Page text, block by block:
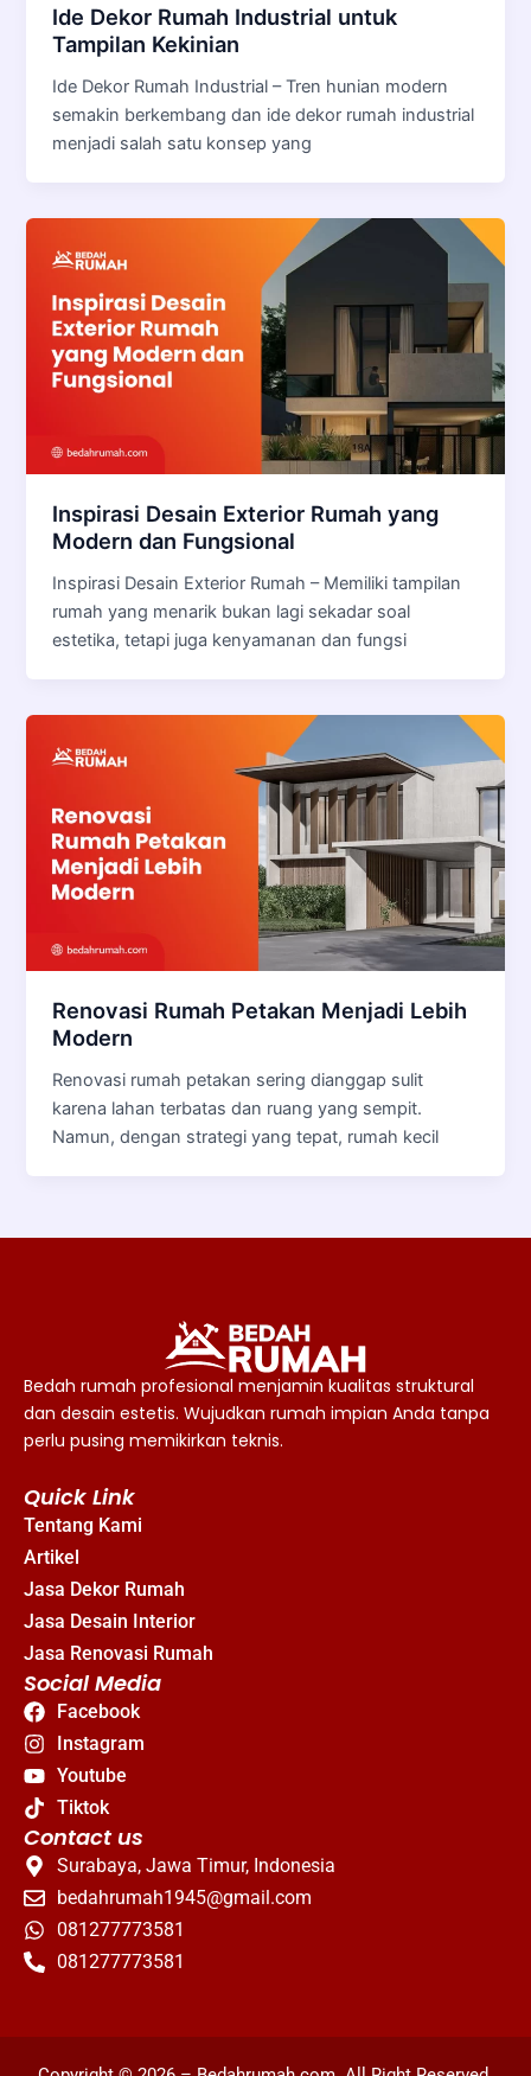
Ide Dekor Rumah Industrial untuk
Tampilan Kekinian
Ide Dekor Rumah Industrial – Tren hunian modern
semakin berkembang dan ide dekor rumah industrial
menjadi salah satu konsep yang
Inspirasi Desain Exterior Rumah yang
Modern dan Fungsional
Inspirasi Desain Exterior Rumah – Memiliki tampilan
rumah yang menarik bukan lagi sekadar soal
estetika, tetapi juga kenyamanan dan fungsi
Renovasi Rumah Petakan Menjadi Lebih
Modern
Renovasi rumah petakan sering dianggap sulit
karena lahan terbatas dan ruang yang sempit.
Namun, dengan strategi yang tepat, rumah kecil
Bedah rumah profesional menjamin kualitas struktural
dan desain estetis. Wujudkan rumah impian Anda tanpa
perlu pusing memikirkan teknis.
Quick Link
Tentang Kami
Artikel
Jasa Dekor Rumah
Jasa Desain Interior
Jasa Renovasi Rumah
Social Media
Facebook
Instagram
Youtube
Tiktok
Contact us
Surabaya, Jawa Timur, Indonesia
bedahrumah1945@gmail.com
081277773581
081277773581